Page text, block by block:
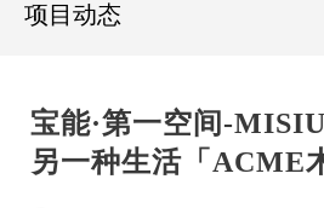
项目动态
宝能·第一空间-
另一种生活「ACME